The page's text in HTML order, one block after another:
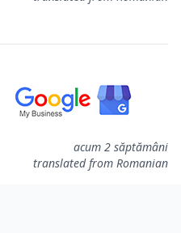
acum 2 săptămâni
translated from Romanian